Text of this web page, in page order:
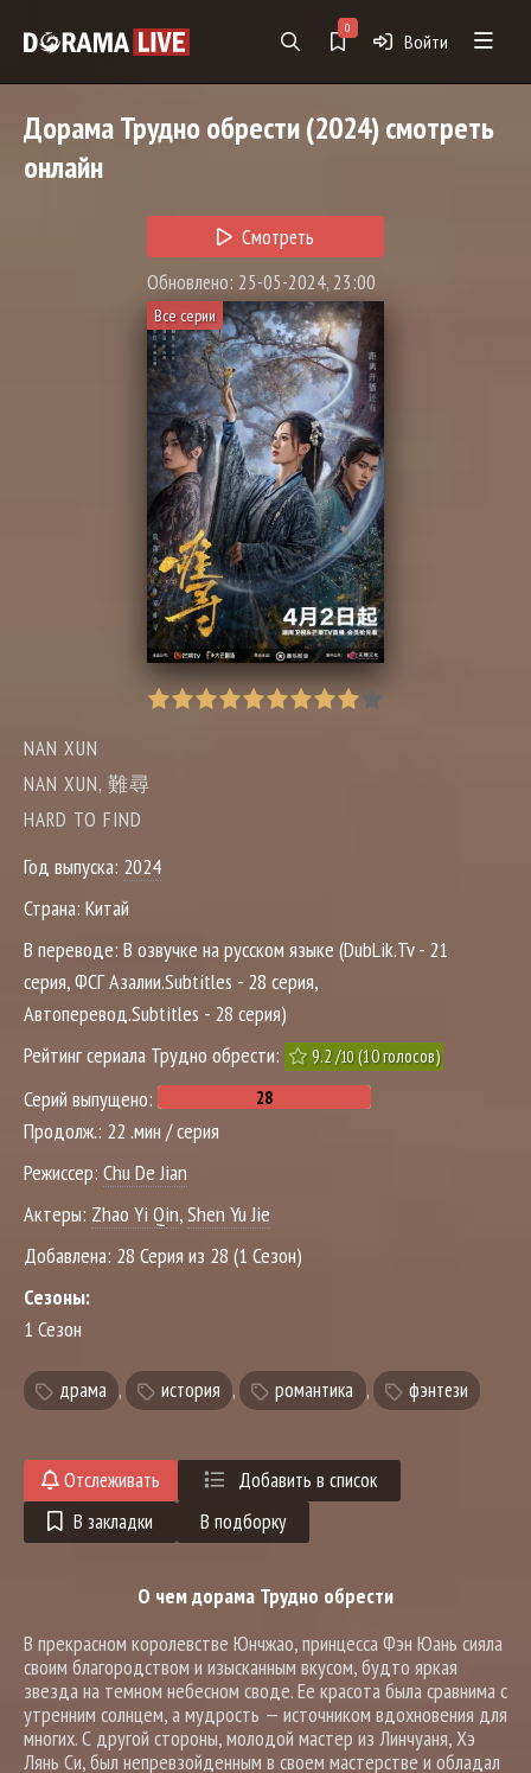
0
Войти
ДорамаТрудно обрести(2024) смотреть
онлайн
Смотреть
Обновлено: 25-05-2024, 23:00
Все серии
NAN XUN
NAN XUN, 難尋
HARD TO FIND
Год выпуска: 2024
Страна: Китай
В переводе: В озвучке на русском языке (DubLik.Tv - 21
серия, ФСГ Азалии.Subtitles - 28 серия,
Автоперевод.Subtitles - 28 серия)
Рейтинг сериала Трудно обрести:
9.2/10(10голосов)
Серий выпущено:
Продолж.: 22 .мин / серия
Режиссер: Chu De Jian
Актеры: Zhao Yi Qin,Shen Yu Jie
Добавлена: 28 Серия из 28 (1 Сезон)
Сезоны:
1 Сезон
драма , история , романтика , фэнтези
Отслеживать
Добавить в список
В закладки
В подборку
О чем дорама Трудно обрести
В прекрасном королевстве Юнчжао, принцесса Фэн Юань сияла
своим благородством и изысканным вкусом, будто яркая
звезда на темном небесном своде. Ее красота была сравнима с
утренним солнцем, а мудрость — источником вдохновения для
многих. С другой стороны, молодой мастер из Линчуаня, Хэ
Лянь Си, был непревзойденным в своем мастерстве и обладал